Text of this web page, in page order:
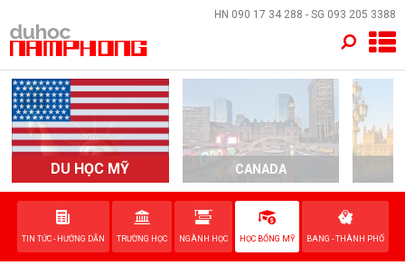
HN 090 17 34 288 - SG 093 205 3388
DU HỌC MỸ CANADA
TIN TỨC - HƯỚNG DẪN TRƯỜNG HỌC NGÀNH HỌC HỌC BỔNG MỸ BANG - THÀNH PHỐ
×
TRANG CHỦ
QUỐC GIA
EVENTS
DỊCH VỤ
VỀ NAM PHONG